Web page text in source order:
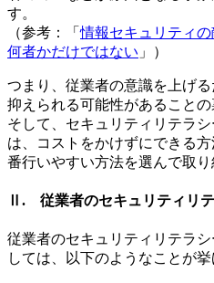
す。
（参考：「情報セキュリティ
何者かだけではない 」）
つまり、従業者の意識を上げ
抑えられる可能性があることの
そして、セキュリティリテラ
は、コストをかけずにできる
番行いやすい方法を選んで取り
Ⅱ. 従業者のセキュリティリ
従業者のセキュリティリテラ
しては、以下のようなことが挙